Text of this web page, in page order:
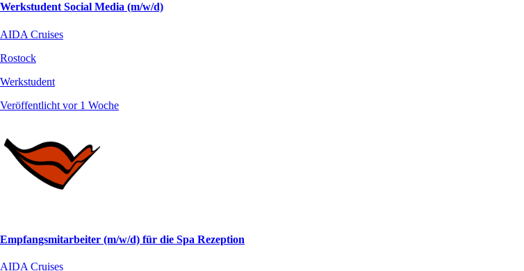
Werkstudent Social Media (m/w/d)
AIDA Cruises
Rostock
Werkstudent
Veröffentlicht vor 1 Woche
Empfangsmitarbeiter (m/w/d) für die Spa Rezeption
AIDA Cruises